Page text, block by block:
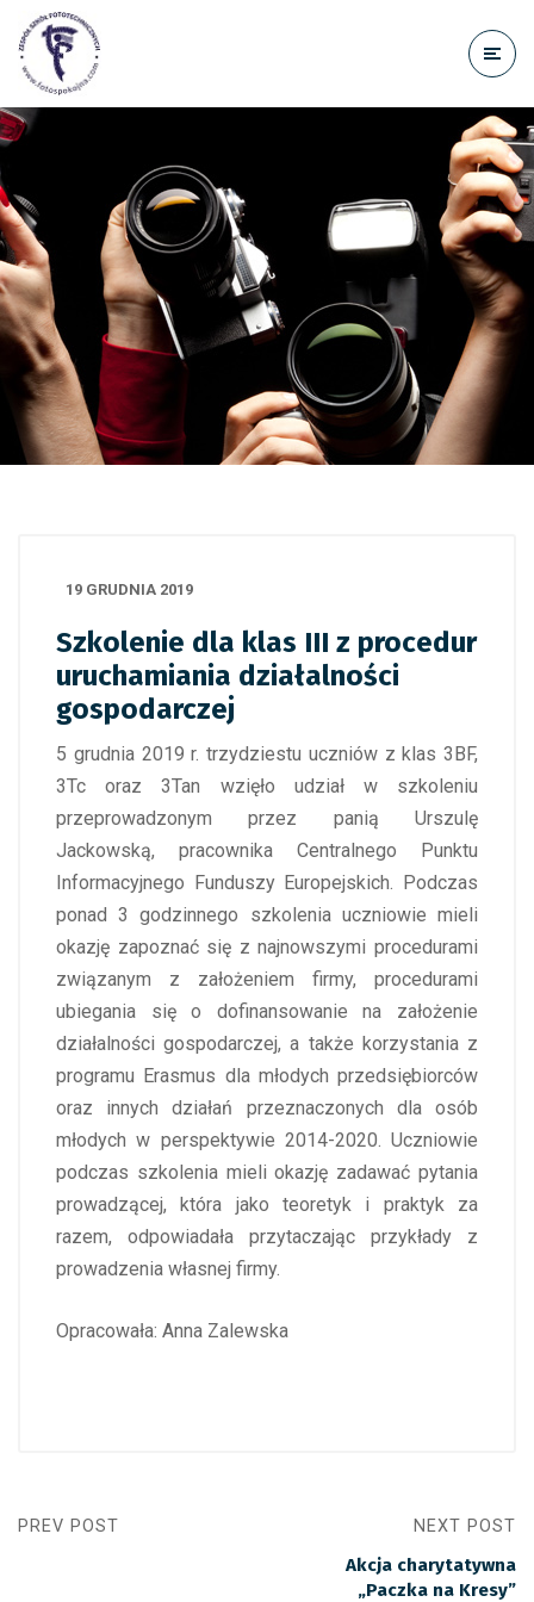
treści
19 GRUDNIA 2019
Szkolenie dla klas III z procedur
uruchamiania działalności
gospodarczej
5 grudnia 2019 r. trzydziestu uczniów z klas 3BF,
3Tc oraz 3Tan wzięło udział w szkoleniu
przeprowadzonym przez panią Urszulę
Jackowską, pracownika Centralnego Punktu
Informacyjnego Funduszy Europejskich. Podczas
ponad 3 godzinnego szkolenia uczniowie mieli
okazję zapoznać się z najnowszymi procedurami
związanym z założeniem firmy, procedurami
ubiegania się o dofinansowanie na założenie
działalności gospodarczej, a także korzystania z
programu Erasmus dla młodych przedsiębiorców
oraz innych działań przeznaczonych dla osób
młodych w perspektywie 2014-2020. Uczniowie
podczas szkolenia mieli okazję zadawać pytania
prowadzącej, która jako teoretyk i praktyk za
razem, odpowiadała przytaczając przykłady z
prowadzenia własnej firmy.
Opracowała: Anna Zalewska
PREV POST NEXT POST
Akcja charytatywna
„Paczka na Kresy”